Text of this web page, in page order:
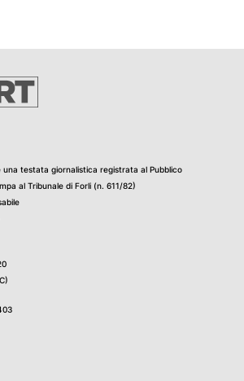
una testata giornalistica registrata al Pubblico
al Tribunale di Forli (n. 611/82)